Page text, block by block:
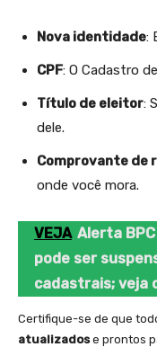
Nova identidade:
CPF: O Cadastro
Título de eleitor:
dele.
Comprovante de
onde você mora.
VEJA Alerta
pode ser
cadastrais; veja
Certifique-se de que
atualizadose prontos